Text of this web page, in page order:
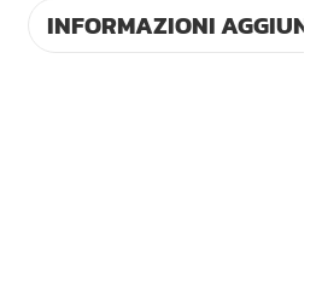
INFORMAZIONI